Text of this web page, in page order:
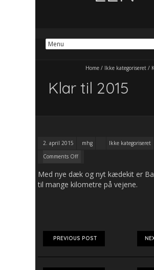
Home / Ikke kategoriseret /
Klar til 2015
2. april 2015 mhg
Ikke kategoriseret
Comments Off
Med nye dæk og nyt kædekit er
til mange kilometre på vejene.
PREVIOUS POST